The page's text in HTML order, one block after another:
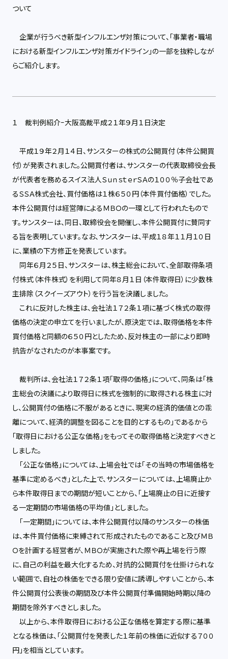
ついて
企業が行うべき新型インフルエンザ対策について、「事業者・職場
における新型インフルエンザ対策ガイドライン」の一部を抜粋しなが
らご紹介します。
１ 裁判例紹介−大阪高裁平成２１年９月１日決定
平成１９年２月１４日、サンスターの株式の公開買付（本件公開買
付）が発表されました。公開買付者は、サンスターの代表取締役会長
が代表者を務めるスイス法人ＳｕｎｓｔｅｒＳＡの１００％子会社であ
るＳＳＡ株式会社、買付価格は１株６５０円（本件買付価格）でした。
本件公開買付は経営陣によるＭＢＯの一環として行われたもので
す。サンスターは、同日、取締役会を開催し、本件公開買付に賛同す
る旨を表明しています。なお、サンスターは、平成１８年１１月１０日
に、業績の下方修正を発表しています。
同年６月２５日、サンスターは、株主総会において、全部取得条項
付株式（本件株式）を利用して同年８月１日（本件取得日）に少数株
主排除（スクイーズアウト）を行う旨を決議しました。
これに反対した株主は、会社法１７２条１項に基づく株式の取得
価格の決定の申立てを行いましたが、原決定では、取得価格を本件
買付価格と同額の６５０円としたため、反対株主の一部により即時
抗告がなされたのが本事案です。
裁判所は、会社法１７２条１項「取得の価格」について、同条は「株
主総会の決議により取得日に株式を強制的に取得される株主に対
し、公開買付の価格に不服があるときに、現実の経済的価値との乖
離について、経済的調整を図ることを目的とするもの」であるから
「取得日における公正な価格」をもってその取得価格と決定すべきと
しました。
「公正な価格」については、上場会社では「その当時の市場価格を
基準に定めるべき」とした上で、サンスターについては、上場廃止か
ら本件取得日までの期間が短いことから、「上場廃止の日に近接す
る一定期間の市場価格の平均値」としました。
「一定期間」については、本件公開買付以降のサンスターの株価
は、本件買付価格に束縛されて形成されたものであること及びＭＢ
Ｏを計画する経営者が、ＭＢＯが実施された際や再上場を行う際
に、自己の利益を最大化するため、対抗的公開買付を仕掛けられな
い範囲で、自社の株価をできる限り安値に誘導しやすいことから、本
件公開買付公表後の期間及び本件公開買付準備開始時期以降の
期間を除外すべきとしました。
以上から、本件取得日における公正な価格を算定する際に基準
となる株価は、「公開買付を発表した１年前の株価に近似する７００
円」を相当としています。